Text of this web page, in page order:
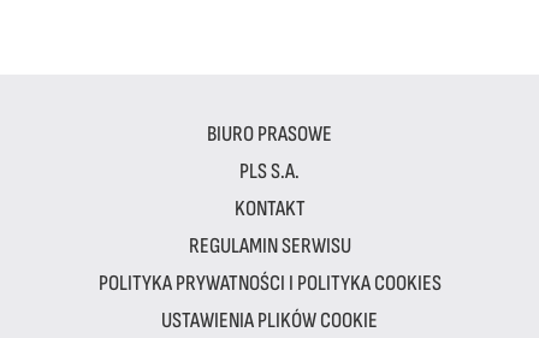
BIURO PRASOWE
PLS S.A.
KONTAKT
REGULAMIN SERWISU
POLITYKA PRYWATNOŚCI I POLITYKA COOKIES
USTAWIENIA PLIKÓW COOKIE